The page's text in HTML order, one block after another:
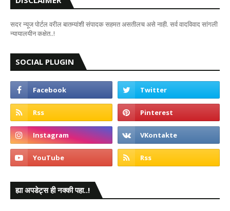
सदर न्यूज पोर्टल वरील बातम्यांशी संपादक सहमत असतीलच असे नाही. सर्व वादविवाद सांगली
न्यायालयीन कक्षेत..!
SOCIAL PLUGIN
ह्या अपडेट्स ही नक्की पहा..!